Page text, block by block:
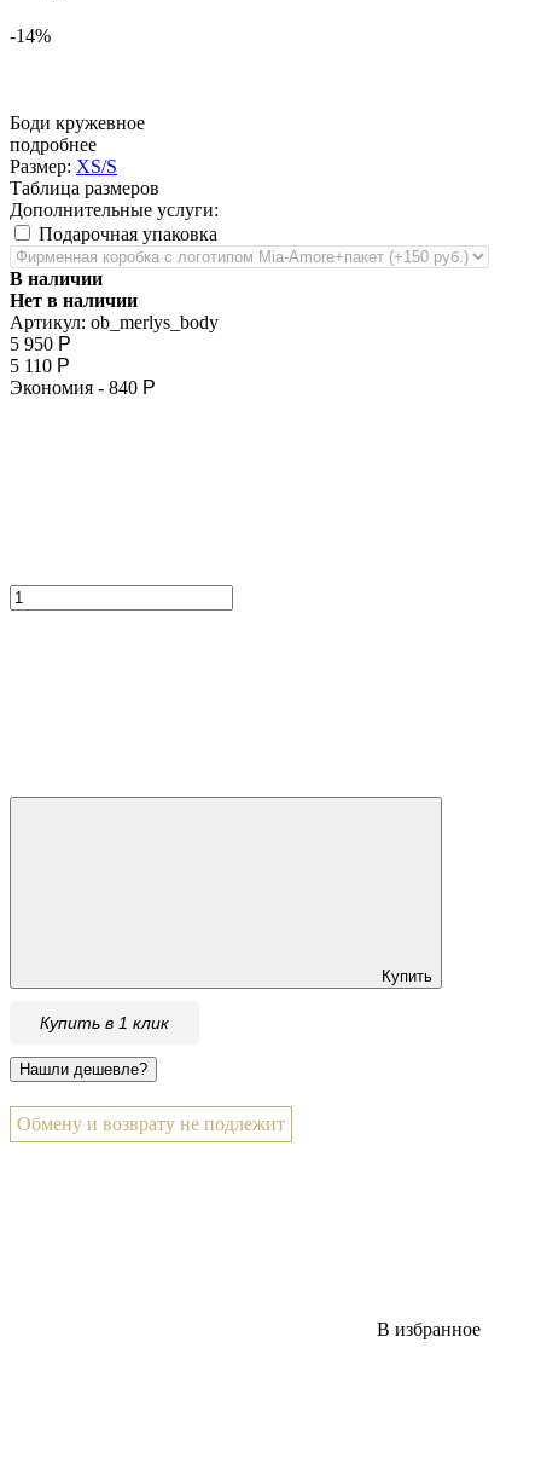
-14%
Боди кружевное
подробнее
Размер: XS/S
Таблица размеров
Дополнительные услуги:
Подарочная упаковка
В наличии
Нет в наличии
Артикул: ob_merlys_body
5 950 Р
5 110 Р
Экономия - 840 Р
Купить
Купить в 1 клик
Обмену и возврату не подлежит
В избранное